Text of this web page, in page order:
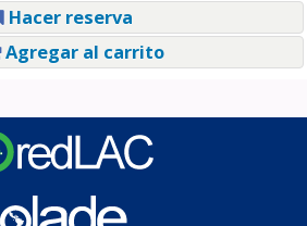
Hacer reserva
Agregar al carrito